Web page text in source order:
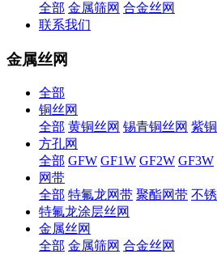
全部 金属筛网 合金丝网
联系我们
金属丝网
全部
铜丝网
全部 黄铜丝网 锡青铜丝网 紫
方孔网
全部 GFW GF1W GF2W GF3W
网带
全部 特氟龙网带 聚酯网带 不
特氟龙涂层丝网
金属丝网
全部 金属筛网 合金丝网